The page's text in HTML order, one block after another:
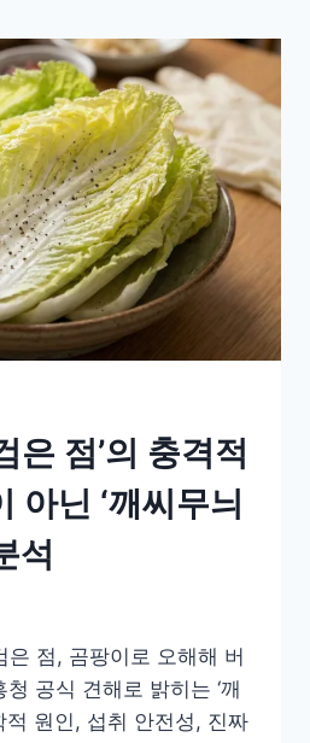
은 점’의 충격적
아닌 ‘깨씨무늬
석
은 점, 곰팡이로 오해해 버
공식 견해로 밝히는 ‘깨
적 원인, 섭취 안전성, 진짜